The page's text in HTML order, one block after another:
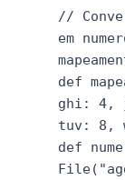
//
em
def
ghi: 4,
tuv: 8,
def